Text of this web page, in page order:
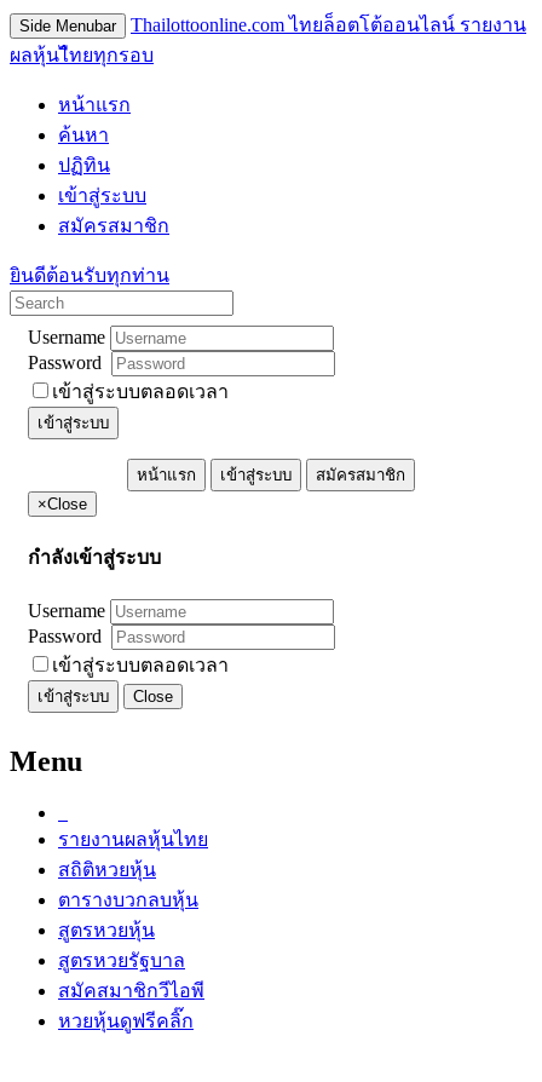
Side Menubar
Thailottoonline.com ไทยล็อตโต้ออนไลน์ รายงาน
ผลหุ้นไืทยทุกรอบ
หน้าแรก
ค้นหา
ปฏิทิน
เข้าสู่ระบบ
สมัครสมาชิก
ยินดีต้อนรับทุกท่าน
Username
Password
เข้าสู่ระบบตลอดเวลา
เข้าสู่ระบบ
หน้าแรก เข้าสู่ระบบ
สมัครสมาชิก
×Close
กำลังเข้าสู่ระบบ
Username
Password
เข้าสู่ระบบตลอดเวลา
เข้าสู่ระบบ Close
Menu
รายงานผลหุ้นไทย
สถิติหวยหุ้น
ตารางบวกลบหุ้น
สูตรหวยหุ้น
สูตรหวยรัฐบาล
สมัคสมาชิกวีไอพี
หวยหุ้นดูฟรีคลิ๊ก